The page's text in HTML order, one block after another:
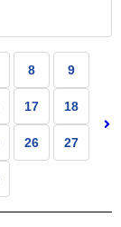
8 9
17 18
26 27